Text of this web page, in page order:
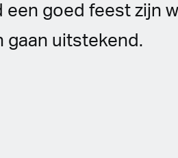
goed feest zijn
gaan uitstekend.